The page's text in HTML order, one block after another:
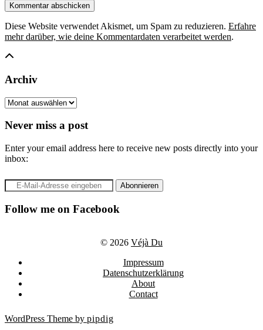
Diese Website verwendet Akismet, um Spam zu reduzieren. Erfahre
mehr darüber, wie deine Kommentardaten verarbeitet werden.
Archiv
Archiv
Never miss a post
Enter your email address here to receive new posts directly into your
inbox:
Follow me on Facebook
© 2026 Véjà Du
Impressum
Datenschutzerklärung
About
Contact
WordPress Theme by pipdig